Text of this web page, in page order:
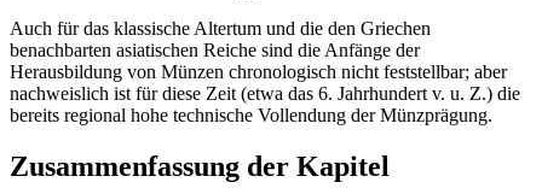
Auch für das klassische Altertum und die den Griechen
benachbarten asiatischen Reiche sind die Anfänge der
Herausbildung von Münzen chronologisch nicht feststellbar; aber
nachweislich ist für diese Zeit (etwa das 6. Jahrhundert v. u. Z.) die
bereits regional hohe technische Vollendung der Münzprägung.
Zusammenfassung der Kapitel